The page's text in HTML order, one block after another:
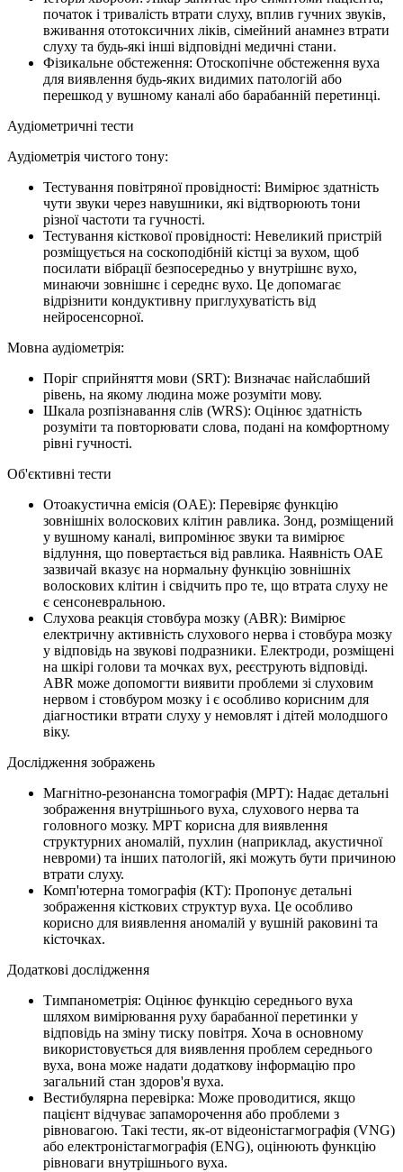
початок і тривалість втрати слуху, вплив гучних звуків,
вживання ототоксичних ліків, сімейний анамнез втрати
слуху та будь-які інші відповідні медичні стани.
Фізикальне обстеження: Отоскопічне обстеження вуха
для виявлення будь-яких видимих патологій або
перешкод у вушному каналі або барабанній перетинці.
Аудіометричні тести
Аудіометрія чистого тону:
Тестування повітряної провідності: Вимірює здатність
чути звуки через навушники, які відтворюють тони
різної частоти та гучності.
Тестування кісткової провідності: Невеликий пристрій
розміщується на соскоподібній кістці за вухом, щоб
посилати вібрації безпосередньо у внутрішнє вухо,
минаючи зовнішнє і середнє вухо. Це допомагає
відрізнити кондуктивну приглухуватість від
нейросенсорної.
Мовна аудіометрія:
Поріг сприйняття мови (SRT): Визначає найслабший
рівень, на якому людина може розуміти мову.
Шкала розпізнавання слів (WRS): Оцінює здатність
розуміти та повторювати слова, подані на комфортному
рівні гучності.
Об'єктивні тести
Отоакустична емісія (OAE): Перевіряє функцію
зовнішніх волоскових клітин равлика. Зонд, розміщений
у вушному каналі, випромінює звуки та вимірює
відлуння, що повертається від равлика. Наявність ОАЕ
зазвичай вказує на нормальну функцію зовнішніх
волоскових клітин і свідчить про те, що втрата слуху не
є сенсоневральною.
Слухова реакція стовбура мозку (ABR): Вимірює
електричну активність слухового нерва і стовбура мозку
у відповідь на звукові подразники. Електроди, розміщені
на шкірі голови та мочках вух, реєструють відповіді.
ABR може допомогти виявити проблеми зі слуховим
нервом і стовбуром мозку і є особливо корисним для
діагностики втрати слуху у немовлят і дітей молодшого
віку.
Дослідження зображень
Магнітно-резонансна томографія (МРТ): Надає детальні
зображення внутрішнього вуха, слухового нерва та
головного мозку. МРТ корисна для виявлення
структурних аномалій, пухлин (наприклад, акустичної
невроми) та інших патологій, які можуть бути причиною
втрати слуху.
Комп'ютерна томографія (КТ): Пропонує детальні
зображення кісткових структур вуха. Це особливо
корисно для виявлення аномалій у вушній раковині та
кісточках.
Додаткові дослідження
Тимпанометрія: Оцінює функцію середнього вуха
шляхом вимірювання руху барабанної перетинки у
відповідь на зміну тиску повітря. Хоча в основному
використовується для виявлення проблем середнього
вуха, вона може надати додаткову інформацію про
загальний стан здоров'я вуха.
Вестибулярна перевірка: Може проводитися, якщо
пацієнт відчуває запаморочення або проблеми з
рівновагою. Такі тести, як-от відеоністагмографія (VNG)
або електроністагмографія (ENG), оцінюють функцію
рівноваги внутрішнього вуха.